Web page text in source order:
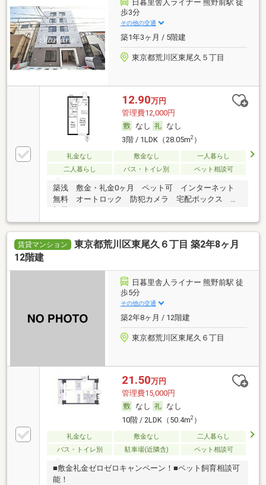
日暮里舎人ライナー 熊野前駅 徒
歩3分
その他の交通
築1年3ヶ月 / 5階建
東京都荒川区東尾久５丁目
12.90万円
管理費12,000円
なし
なし
3階 / 1LDK（28.05m2）
礼金なし 敷金なし
一人暮らし
二人暮らし
バス・トイレ別 ペット相談可
築浅 敷金・礼金0ヶ月 ペット可 インターネット
無料 オートロック 防犯カメラ 宅配ボックス 角
賃貸マンション
東京都荒川区東尾久６丁目 築2年8ヶ月
12階建
日暮里舎人ライナー 熊野前駅 徒
歩5分
その他の交通
築2年8ヶ月 / 12階建
東京都荒川区東尾久６丁目
21.50万円
管理費15,000円
なし
なし
10階 / 2LDK（50.4m2）
礼金なし 敷金なし
二人暮らし
バス・トイレ別
駐車場(近隣含) ペット相談可
■敷金礼金ゼロゼロキャンペーン！■ペット飼育相談可
能！